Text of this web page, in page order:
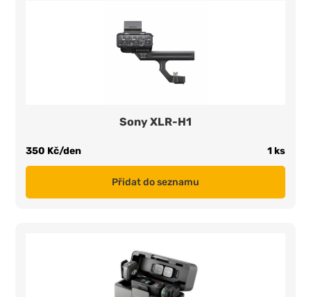
Sony XLR-H1
350 Kč/den 1 ks
Přidat do seznamu